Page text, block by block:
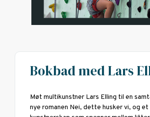
Bokbad med Lars
Møt multikunstner Lars Elling til en
nye romanen Nei, dette husker vi, og et